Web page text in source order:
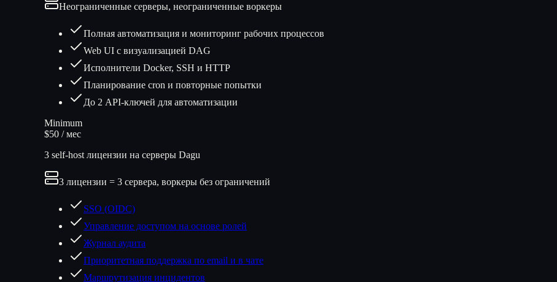
Неограниченные серверы, неограниченные воркеры
Полная автоматизация и мониторинг рабочих процессов
Web UI с визуализацией DAG
Исполнители Docker, SSH и HTTP
Планирование cron и повторные попытки
До 2 API-ключей для автоматизации
Minimum
$50 / мес
3 self-host лицензии на серверы Dagu
3 лицензии = 3 сервера, воркеры без ограничений
SSO (OIDC)
Управление доступом на основе ролей
Журнал аудита
Приоритетная поддержка по email и в чате
Маршрутизация инцидентов